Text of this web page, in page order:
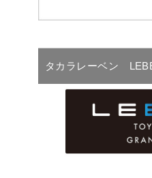
タカラレーベン